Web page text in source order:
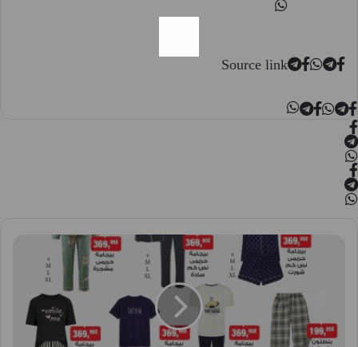
Source link